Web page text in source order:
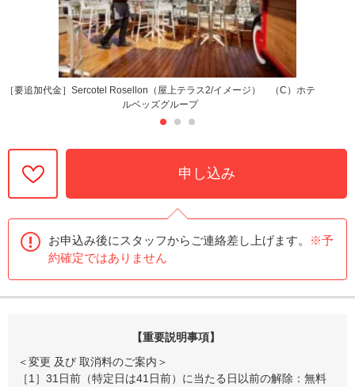
［要追加代金］Sercotel Rosellon（屋上テラス2/イメージ） （C）ホテ
ルベッズグループ
申し込み
お申込み後にスタッフからご連絡差し上げます。
※予
約確定ではありません
【重要説明事項】
＜変更 及び 取消料のご案内＞
［1］31日前（特定日は41日前）に当たる日以前の解除：無料